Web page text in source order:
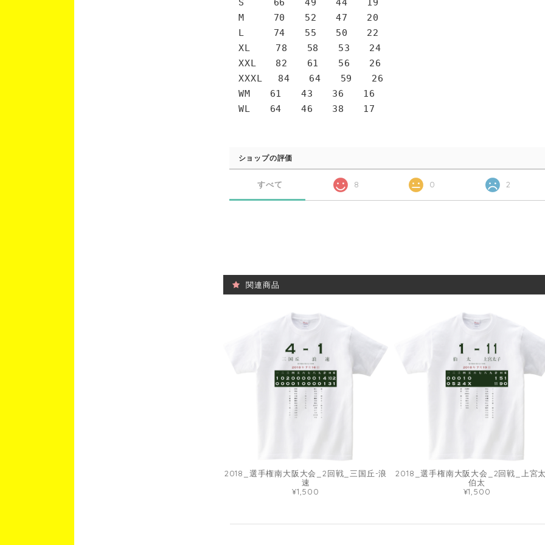
M 70 52 47 20
L 74 55 50 22
XL 78 58 53 24
XXL 82 61 56 26
XXXL 84 64 59 26
WM 61 43 36 16
WL 64 46 38 17
ショップの評価
すべて 8 0 2
関連商品
2018_選手権南大阪大会_2回戦_三国丘-浪
速
¥1,500
2018_選手権南大阪大会_2回戦_上宮
伯太
¥1,500